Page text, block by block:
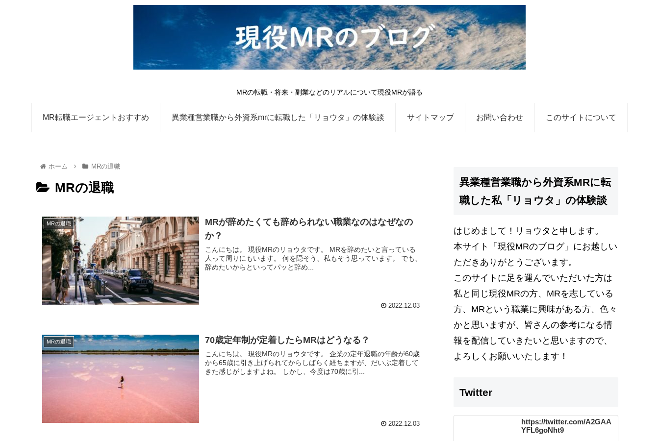
MRの転職・将来・副業などのリアルについて現役MRが語る
MR転職エージェントおすすめ 異業種営業職から外資系mrに転職した「リョウタ」の体験談 サイトマップ お問い合わせ このサイトについて
ホーム MRの退職
MRの退職
MRの退職
MRが辞めたくても辞められない職業なのはなぜなの
か？
こんにちは。 現役MRのリョウタです。 MRを辞めたいと言っている
人って周りにもいます。 何を隠そう、私もそう思っています。 でも、
辞めたいからといってパッと辞め...
2022.12.03
MRの退職 70歳定年制が定着したらMRはどうなる？
こんにちは。 現役MRのリョウタです。 企業の定年退職の年齢が60歳
から65歳に引き上げられてからしばらく経ちますが、だいぶ定着して
きた感じがしますよね。 しかし、今度は70歳に引...
2022.12.03
異業種営業職から外資系MRに転
職した私「リョウタ」の体験談
はじめまして！リョウタと申します。
本サイト
「現役MRのブログ」 にお越しい
ただきありがとうございます。
このサイトに足を運んでいただいた方は
私と同じ現役MRの方、MRを志している
方、MRという職業に興味がある方、色々
かと思いますが、 皆さんの参考になる情
報を配信 していきたいと思いますので、
よろしくお願いいたします！
Twitter
https://twitter.com/A2GAA
YFL6goNht9